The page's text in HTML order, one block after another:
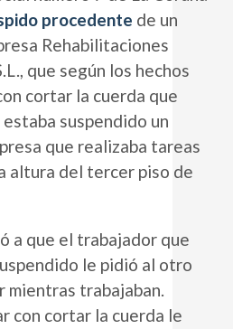
procedente de un
Rehabilitaciones
que según los hechos
cortar la cuerda que
suspendido un
que realizaba tareas
altura del tercer piso de
a que el trabajador que
le pidió al otro
mientras trabajaban.
con cortar la cuerda le